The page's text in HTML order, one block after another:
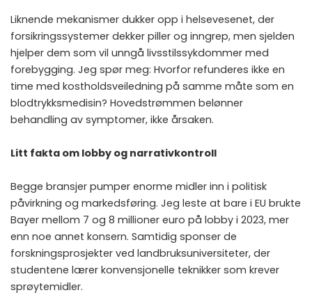
Liknende mekanismer dukker opp i helsevesenet, der
forsikringssystemer dekker piller og inngrep, men sjelden
hjelper dem som vil unngå livsstilssykdommer med
forebygging. Jeg spør meg: Hvorfor refunderes ikke en
time med kostholdsveiledning på samme måte som en
blodtrykksmedisin? Hovedstrømmen belønner
behandling av symptomer, ikke årsaken.
Litt fakta om lobby og narrativkontroll
Begge bransjer pumper enorme midler inn i politisk
påvirkning og markedsføring. Jeg leste at bare i EU brukte
Bayer mellom 7 og 8 millioner euro på lobby i 2023, mer
enn noe annet konsern. Samtidig sponser de
forskningsprosjekter ved landbruksuniversiteter, der
studentene lærer konvensjonelle teknikker som krever
sprøytemidler.